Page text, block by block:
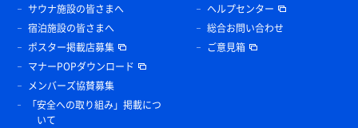
サウナ施設の皆さまへ
宿泊施設の皆さまへ
ポスター掲載店募集
マナーPOPダウンロード
メンバーズ協賛募集
「安全への取り組み」掲載につ
いて
ヘルプセンター
総合お問い合わせ
ご意見箱